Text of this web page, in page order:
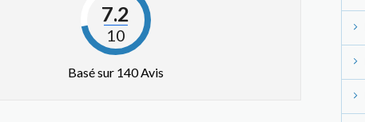
7.2
10
Basé sur 140 Avis